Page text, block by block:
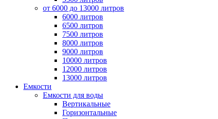
от 6000 до 13000 литров
6000 литров
6500 литров
7500 литров
8000 литров
9000 литров
10000 литров
12000 литров
13000 литров
Емкости
Емкости для воды
Вертикальные
Горизонтальные